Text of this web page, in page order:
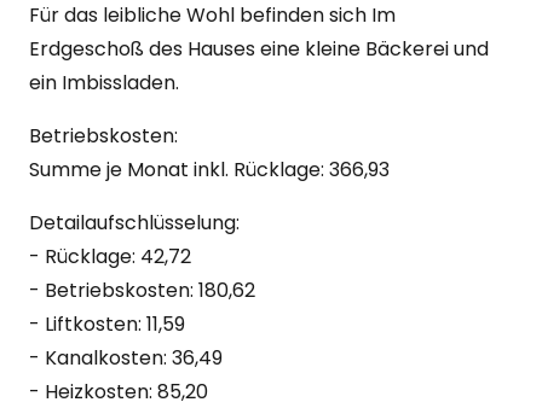
Für das leibliche Wohl befinden sich Im
Erdgeschoß des Hauses eine kleine Bäckerei und
ein Imbissladen.
Betriebskosten:
Summe je Monat inkl. Rücklage: 366,93
Detailaufschlüsselung:
- Rücklage: 42,72
- Betriebskosten: 180,62
- Liftkosten: 11,59
- Kanalkosten: 36,49
- Heizkosten: 85,20